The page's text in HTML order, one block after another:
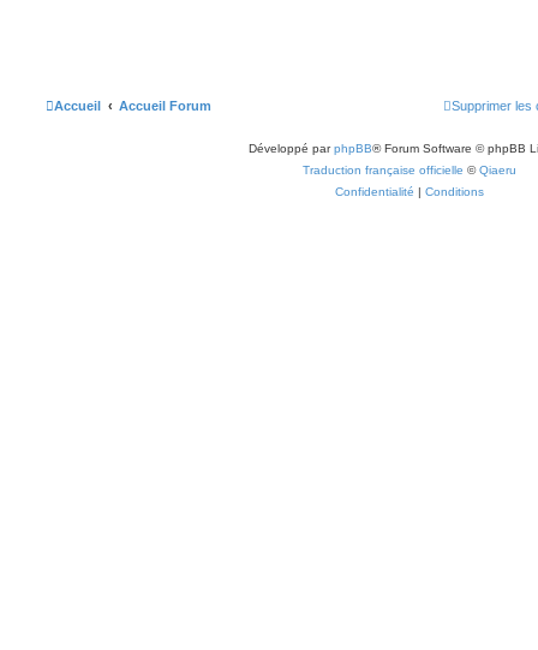
Accueil Accueil Forum Supprimer les
Développé parphpBB® Forum Software © phpBB
Traduction française officielle ©Qiaeru
Confidentialité | Conditions